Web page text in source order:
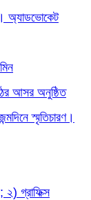
অ্যাডভোকেট
আসর অনুষ্ঠিত
স্মৃতিচারণ।
গ্রাফিক্স